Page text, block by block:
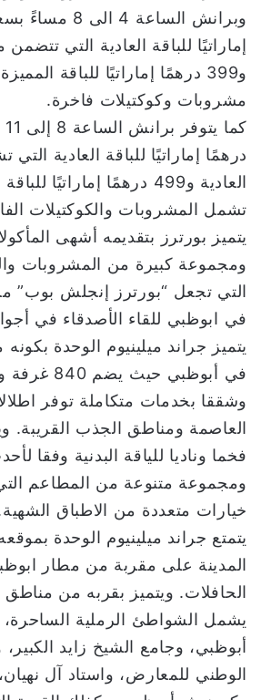
إماراتيًا للباقة العادية التي
و399 درهمًا إماراتيًا للباقة
مشروبات وكوكتيلات فاخرة.
درهمًا إماراتيًا للباقة العادية
العادية و499 درهمًا إماراتيًا
تشمل المشروبات والكوكتيلات
يتميز بورترز بتقديمه أشهى
ومجموعة كبيرة من المشروبات
التي تجعل “بورترز إنجلش بوب”
في ابوظبي للقاء الأصدقاء في
يتميز جراند ميلينيوم الوحدة
في أبوظبي
وشققا بخدمات متكاملة توفر
العاصمة ومناطق الجذب القريبة.
فخما وناديا للياقة البدنية وفقا
ومجموعة متنوعة من المطاعم
خيارات متعددة من الاطباق
يتمتع جراند ميلينيوم الوحدة
المدينة على مقربة من مطار
الحافلات. ويتميز بقربه من مناطق
يشمل الشواطئ الرملية الساحرة،
أبوظبي، وجامع الشيخ زايد
الوطني للمعارض، واستاد آل